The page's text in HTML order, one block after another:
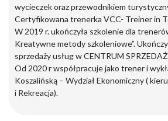
wycieczek oraz przewodnikiem
Certyfikowana trenerka VCC- Treiner in
W 2019 r. ukończyła szkolenie dla
Kreatywne metody szkoleniowe”.
sprzedaży usług w CENTRUM
Od 2020 r współpracuje jako trener i
Koszalińską – Wydział Ekonomiczny (
i Rekreacja).